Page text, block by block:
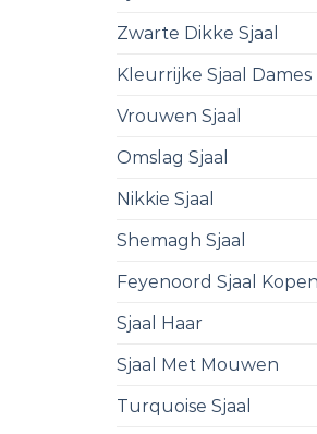
Zwarte Dikke Sjaal
Kleurrijke Sjaal Dames
Vrouwen Sjaal
Omslag Sjaal
Nikkie Sjaal
Shemagh Sjaal
Feyenoord Sjaal Kopen
Sjaal Haar
Sjaal Met Mouwen
Turquoise Sjaal